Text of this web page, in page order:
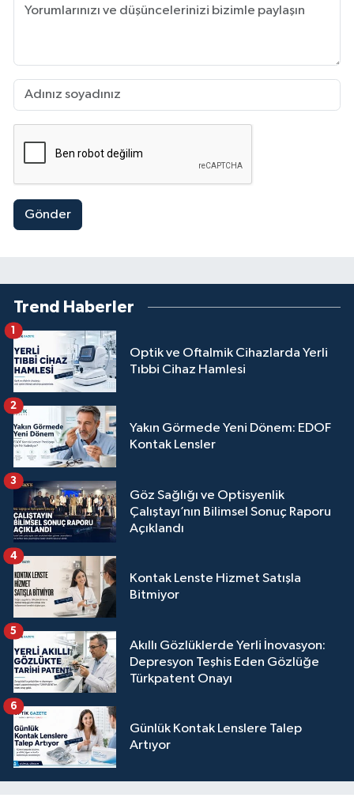
Gönder
Trend Haberler
Optik ve Oftalmik Cihazlarda Yerli
Tıbbi Cihaz Hamlesi
1
Yakın Görmede Yeni Dönem: EDOF
Kontak Lensler
2
Göz Sağlığı ve Optisyenlik
Çalıştayı’nın Bilimsel Sonuç Raporu
Açıklandı
3
Kontak Lenste Hizmet Satışla
Bitmiyor
4
Akıllı Gözlüklerde Yerli İnovasyon:
Depresyon Teşhis Eden Gözlüğe
Türkpatent Onayı
5
Günlük Kontak Lenslere Talep
Artıyor
6